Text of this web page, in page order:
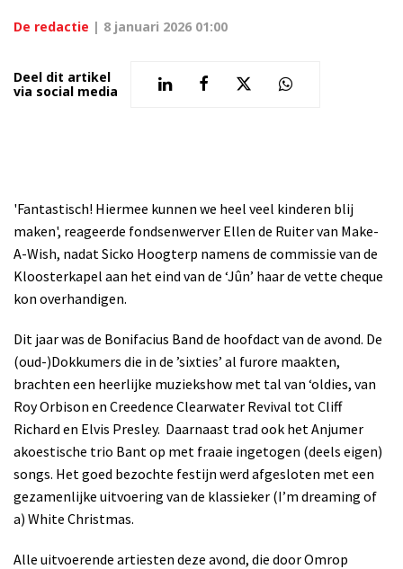
De redactie | 8 januari 2026 01:00
Deel dit artikel
via social media
'Fantastisch! Hiermee kunnen we heel veel kinderen blij
maken', reageerde fondsenwerver Ellen de Ruiter van Make-
A-Wish, nadat Sicko Hoogterp namens de commissie van de
Kloosterkapel aan het eind van de ‘Jûn’ haar de vette cheque
kon overhandigen.
Dit jaar was de Bonifacius Band de hoofdact van de avond. De
(oud-)Dokkumers die in de ’sixties’ al furore maakten,
brachten een heerlijke muziekshow met tal van ‘oldies, van
Roy Orbison en Creedence Clearwater Revival tot Cliff
Richard en Elvis Presley. Daarnaast trad ook het Anjumer
akoestische trio Bant op met fraaie ingetogen (deels eigen)
songs. Het goed bezochte festijn werd afgesloten met een
gezamenlijke uitvoering van de klassieker (I’m dreaming of
a) White Christmas.
Alle uitvoerende artiesten deze avond, die door Omrop